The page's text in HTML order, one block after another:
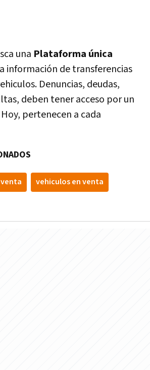
una Plataforma única
información de transferencias
Denuncias, deudas,
deben tener acceso por un
pertenecen a cada
venta vehiculos en venta